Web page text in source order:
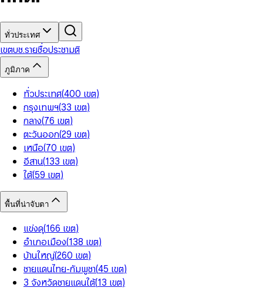
9 9
ทั่วประเทศ
เขตบช.รายชื่อประชามติ
ภูมิภาค
ทั่วประเทศ(400 เขต)
กรุงเทพฯ(33 เขต)
กลาง(76 เขต)
ตะวันออก(29 เขต)
เหนือ(70 เขต)
อีสาน(133 เขต)
ใต้(59 เขต)
พื้นที่น่าจับตา
แข่งดุ(166 เขต)
อำเภอเมือง(138 เขต)
บ้านใหญ่(260 เขต)
ชายแดนไทย-กัมพูชา(45 เขต)
3 จังหวัดชายแดนใต้(13 เขต)